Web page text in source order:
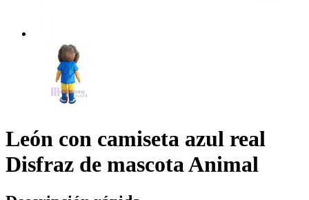
León con camiseta azul real
Disfraz de mascota Animal